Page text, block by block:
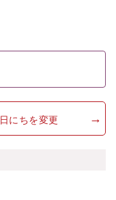
日にちを変更